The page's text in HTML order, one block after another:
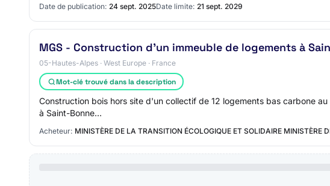
Date de publication: 24 sept. 2025Date limite: 21 sept. 2029
MGS - Construction d'un immeuble de logements à
05-Hautes-Alpes · West Europe · France
Mot-clé trouvé dans la description
Construction bois hors site d'un collectif de 12 logements bas carbone
à Saint-Bonne…
Acheteur: MINISTÈRE DE LA TRANSITION ÉCOLOGIQUE ET SOLIDAIRE MINISTÈRE